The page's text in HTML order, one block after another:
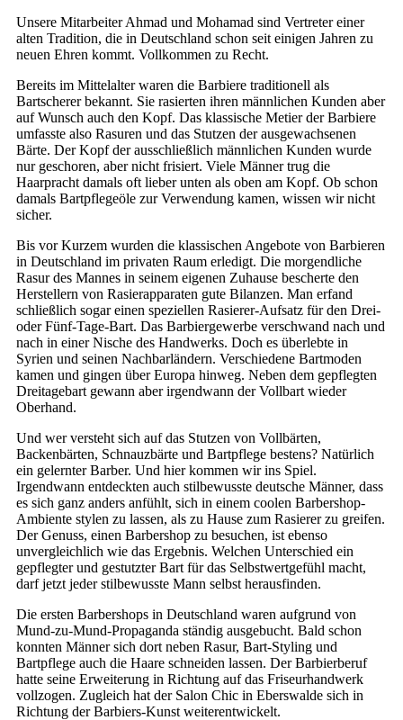
Unsere Mitarbeiter Ahmad und Mohamad sind Vertreter einer
alten Tradition, die in Deutschland schon seit einigen Jahren zu
neuen Ehren kommt. Vollkommen zu Recht.
Bereits im Mittelalter waren die Barbiere traditionell als
Bartscherer bekannt. Sie rasierten ihren männlichen Kunden aber
auf Wunsch auch den Kopf. Das klassische Metier der Barbiere
umfasste also Rasuren und das Stutzen der ausgewachsenen
Bärte. Der Kopf der ausschließlich männlichen Kunden wurde
nur geschoren, aber nicht frisiert. Viele Männer trug die
Haarpracht damals oft lieber unten als oben am Kopf. Ob schon
damals Bartpflegeöle zur Verwendung kamen, wissen wir nicht
sicher.
Bis vor Kurzem wurden die klassischen Angebote von Barbieren
in Deutschland im privaten Raum erledigt. Die morgendliche
Rasur des Mannes in seinem eigenen Zuhause bescherte den
Herstellern von Rasierapparaten gute Bilanzen. Man erfand
schließlich sogar einen speziellen Rasierer-Aufsatz für den Drei-
oder Fünf-Tage-Bart. Das Barbiergewerbe verschwand nach und
nach in einer Nische des Handwerks. Doch es überlebte in
Syrien und seinen Nachbarländern. Verschiedene Bartmoden
kamen und gingen über Europa hinweg. Neben dem gepflegten
Dreitagebart gewann aber irgendwann der Vollbart wieder
Oberhand.
Und wer versteht sich auf das Stutzen von Vollbärten,
Backenbärten, Schnauzbärte und Bartpflege bestens? Natürlich
ein gelernter Barber. Und hier kommen wir ins Spiel.
Irgendwann entdeckten auch stilbewusste deutsche Männer, dass
es sich ganz anders anfühlt, sich in einem coolen Barbershop-
Ambiente stylen zu lassen, als zu Hause zum Rasierer zu greifen.
Der Genuss, einen Barbershop zu besuchen, ist ebenso
unvergleichlich wie das Ergebnis. Welchen Unterschied ein
gepflegter und gestutzter Bart für das Selbstwertgefühl macht,
darf jetzt jeder stilbewusste Mann selbst herausfinden.
Die ersten Barbershops in Deutschland waren aufgrund von
Mund-zu-Mund-Propaganda ständig ausgebucht. Bald schon
konnten Männer sich dort neben Rasur, Bart-Styling und
Bartpflege auch die Haare schneiden lassen. Der Barbierberuf
hatte seine Erweiterung in Richtung auf das Friseurhandwerk
vollzogen. Zugleich hat der Salon Chic in Eberswalde sich in
Richtung der Barbiers-Kunst weiterentwickelt.